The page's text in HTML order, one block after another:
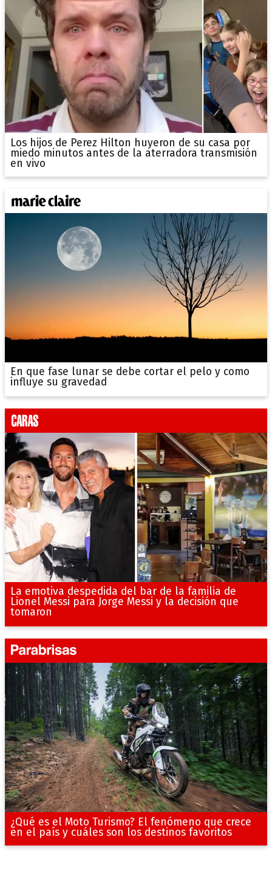
Los hijos de Perez Hilton huyeron de su casa por
miedo minutos antes de la aterradora transmisión
en vivo
En que fase lunar se debe cortar el pelo y como
influye su gravedad
La emotiva despedida del bar de la familia de
Lionel Messi para Jorge Messi y la decisión que
tomaron
¿Qué es el Moto Turismo? El fenómeno que crece
en el país y cuáles son los destinos favoritos